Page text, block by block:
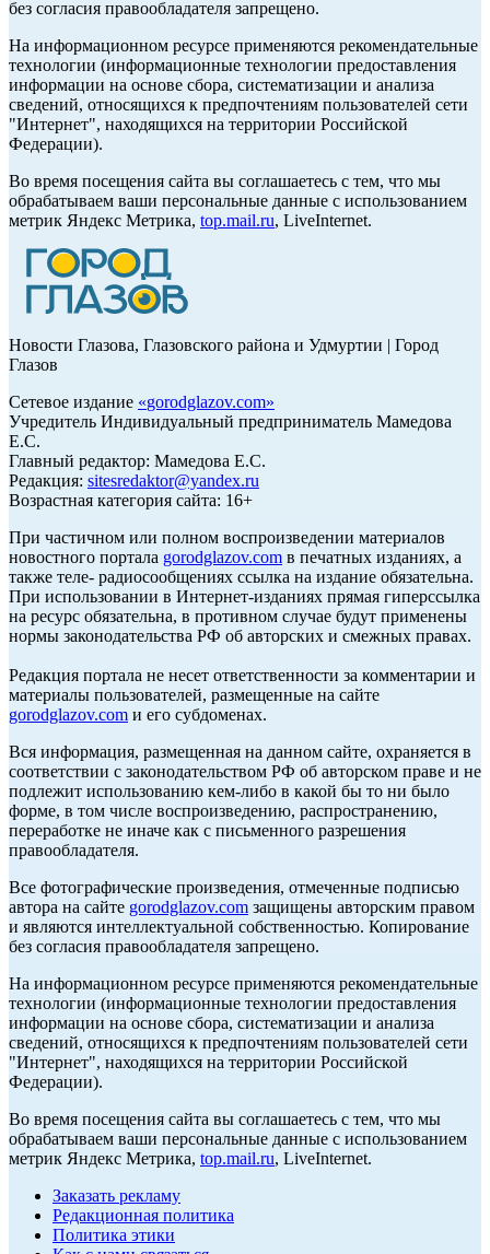
без согласия правообладателя запрещено.
На информационном ресурсе применяются рекомендательные
технологии (информационные технологии предоставления
информации на основе сбора, систематизации и анализа
сведений, относящихся к предпочтениям пользователей сети
"Интернет", находящихся на территории Российской
Федерации).
Во время посещения сайта вы соглашаетесь с тем, что мы
обрабатываем ваши персональные данные с использованием
метрик Яндекс Метрика, top.mail.ru, LiveInternet.
Новости Глазова, Глазовского района и Удмуртии | Город
Глазов
Сетевое издание «gorodglazov.com»
Учредитель Индивидуальный предприниматель Мамедова
Е.С.
Главный редактор: Мамедова Е.С.
Редакция: sitesredaktor@yandex.ru
Возрастная категория сайта: 16+
При частичном или полном воспроизведении материалов
новостного портала gorodglazov.com в печатных изданиях, а
также теле- радиосообщениях ссылка на издание обязательна.
При использовании в Интернет-изданиях прямая гиперссылка
на ресурс обязательна, в противном случае будут применены
нормы законодательства РФ об авторских и смежных правах.
Редакция портала не несет ответственности за комментарии и
материалы пользователей, размещенные на сайте
gorodglazov.com и его субдоменах.
Вся информация, размещенная на данном сайте, охраняется в
соответствии с законодательством РФ об авторском праве и не
подлежит использованию кем-либо в какой бы то ни было
форме, в том числе воспроизведению, распространению,
переработке не иначе как с письменного разрешения
правообладателя.
Все фотографические произведения, отмеченные подписью
автора на сайте gorodglazov.com защищены авторским правом
и являются интеллектуальной собственностью. Копирование
без согласия правообладателя запрещено.
На информационном ресурсе применяются рекомендательные
технологии (информационные технологии предоставления
информации на основе сбора, систематизации и анализа
сведений, относящихся к предпочтениям пользователей сети
"Интернет", находящихся на территории Российской
Федерации).
Во время посещения сайта вы соглашаетесь с тем, что мы
обрабатываем ваши персональные данные с использованием
метрик Яндекс Метрика, top.mail.ru, LiveInternet.
Заказать рекламу
Редакционная политика
Политика этики